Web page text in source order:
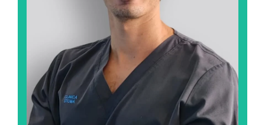
Antonio Casado Lira
Combina la precisión y la paciencia en su trabajo
con el fútbol sala y el pádel que son sus deportes
favoritos. Estas actividades le permiten
mantenerse en forma, compartir momentos con
amigos y reforzar valores de disciplina y trabajo en
equipo que también aplica en su práctica
profesional.